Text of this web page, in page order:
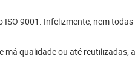
9001. Infelizmente, nem
qualidade ou até reutilizadas,